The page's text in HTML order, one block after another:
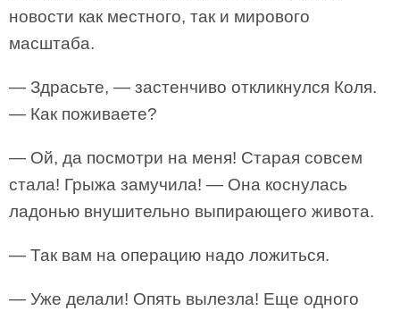
новости как местного, так и мирового
масштаба.
— Здрасьте, — застенчиво откликнулся Коля.
— Как поживаете?
— Ой, да посмотри на меня! Старая совсем
стала! Грыжа замучила! — Она коснулась
ладонью внушительно выпирающего живота.
— Так вам на операцию надо ложиться.
— Уже делали! Опять вылезла! Еще одного